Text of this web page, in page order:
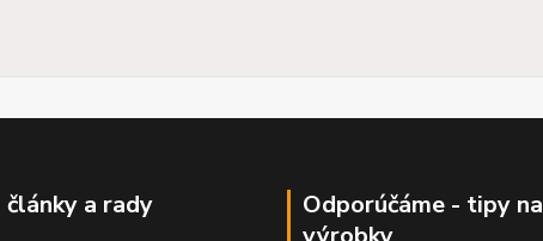
a rady
Odporúčáme - tipy na